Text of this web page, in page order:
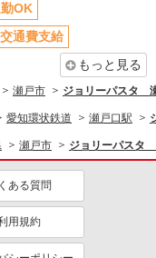
OK
交通費支給
もっと見る
瀬戸市 ジョリーパスタ
愛知環状鉄道 瀬戸口駅
瀬戸市 ジョリーパスタ
ある質問
用規約